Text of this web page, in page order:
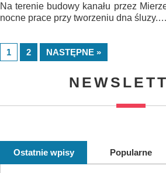
Na terenie budowy kanału przez
nocne prace przy tworzeniu dna śluzy.…
1 2 NASTĘPNE »
Ostatnie wpisy Popularne